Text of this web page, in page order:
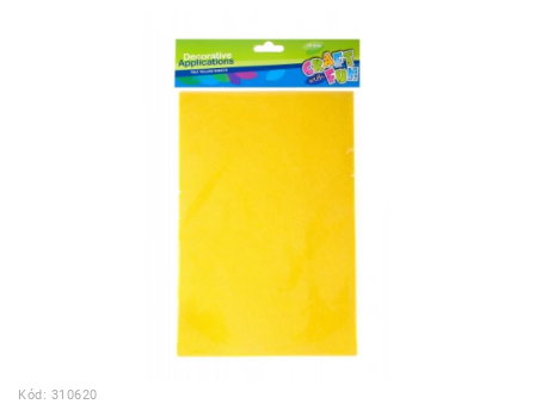
Kód: 310620